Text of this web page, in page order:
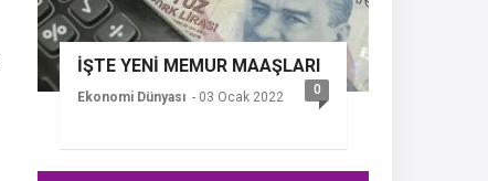
İŞTE YENİ MEMUR MAAŞLARI
Ekonomi Dünyası - 03 Ocak 2022 0